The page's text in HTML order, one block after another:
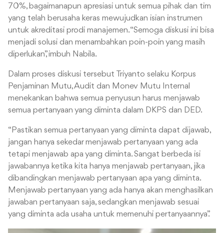
70%, bagaimanapun apresiasi untuk semua pihak dan tim
yang telah berusaha keras mewujudkan isian instrumen
untuk akreditasi prodi manajemen. “Semoga diskusi ini bisa
menjadi solusi dan menambahkan poin-poin yang masih
diperlukan”, imbuh Nabila.
Dalam proses diskusi tersebut Triyanto selaku Korpus
Penjaminan Mutu, Audit dan Monev Mutu Internal
menekankan bahwa semua penyusun harus menjawab
semua pertanyaan yang diminta dalam DKPS dan DED.
“Pastikan semua pertanyaan yang diminta dapat dijawab,
jangan hanya sekedar menjawab pertanyaan yang ada
tetapi menjawab apa yang diminta. Sangat berbeda isi
jawabannya ketika kita hanya menjawab pertanyaan, jika
dibandingkan menjawab pertanyaan apa yang diminta.
Menjawab pertanyaan yang ada hanya akan menghasilkan
jawaban pertanyaan saja, sedangkan menjawab sesuai
yang diminta ada usaha untuk memenuhi pertanyaannya”.